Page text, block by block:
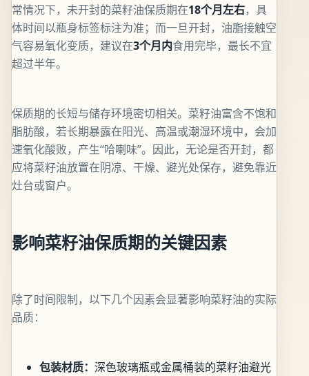
常情况下，未开封的菜籽油保质期在18个月左右，具
体时间以瓶身标签标注为准；而一旦开封，油脂接触空
气容易氧化变质，建议在3个月内食用完毕，最长不宜
超过半年。
保质期的长短与储存环境密切相关。菜籽油富含不饱和
脂肪酸，若长期暴露在阳光、高温或潮湿环境中，会加
速氧化酸败，产生“哈喇味”。因此，无论是否开封，都
应将菜籽油放置在阴凉、干燥、避光处保存，避免靠近
灶台或窗户。
影响菜籽油保质期的关键因素
除了时间限制，以下几个因素会显著影响菜籽油的实际
品质：
包装材质： 深色玻璃瓶或金属桶装的菜籽油避光